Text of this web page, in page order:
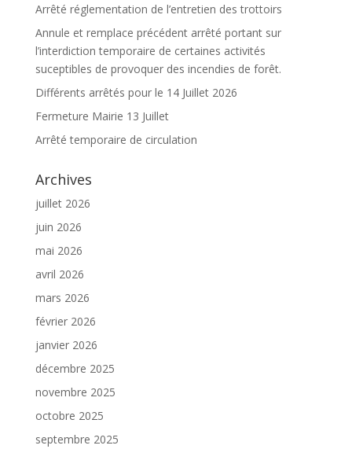
Arrêté réglementation de l’entretien des trottoirs
Annule et remplace précédent arrêté portant sur
l’interdiction temporaire de certaines activités
suceptibles de provoquer des incendies de forêt.
Différents arrêtés pour le 14 Juillet 2026
Fermeture Mairie 13 Juillet
Arrêté temporaire de circulation
Archives
juillet 2026
juin 2026
mai 2026
avril 2026
mars 2026
février 2026
janvier 2026
décembre 2025
novembre 2025
octobre 2025
septembre 2025